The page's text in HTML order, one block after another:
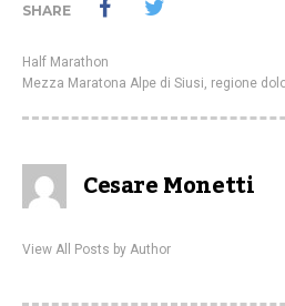
SHARE
Half Marathon
Mezza Maratona Alpe di Siusi regione
Cesare Monetti
View All Posts by Author